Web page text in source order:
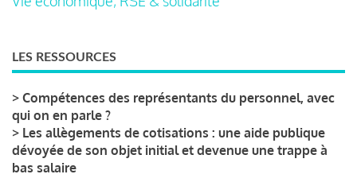
LES RESSOURCES
> Compétences des représentants du personnel, avec
qui on en parle ?
> Les allègements de cotisations : une aide publique
dévoyée de son objet initial et devenue une trappe à
bas salaire